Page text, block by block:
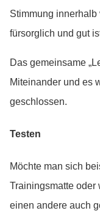
Stimmung
fürsorglich und gut
Das gemeinsame
Miteinander und es
geschlossen.
Testen
Möchte man sich
Trainingsmatte oder
einen andere auch